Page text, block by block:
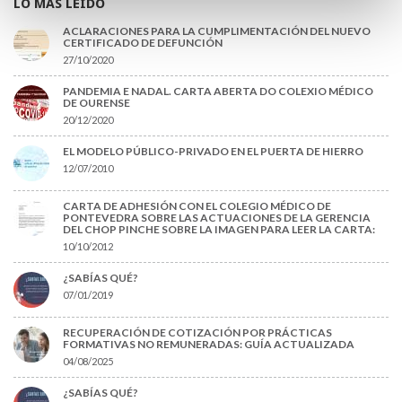
LO MÁS LEÍDO
ACLARACIONES PARA LA CUMPLIMENTACIÓN DEL NUEVO
CERTIFICADO DE DEFUNCIÓN
27/10/2020
PANDEMIA E NADAL. CARTA ABERTA DO COLEXIO MÉDICO
DE OURENSE
20/12/2020
EL MODELO PÚBLICO-PRIVADO EN EL PUERTA DE HIERRO
12/07/2010
CARTA DE ADHESIÓN CON EL COLEGIO MÉDICO DE
PONTEVEDRA SOBRE LAS ACTUACIONES DE LA GERENCIA
DEL CHOP PINCHE SOBRE LA IMAGEN PARA LEER LA CARTA:
10/10/2012
¿SABÍAS QUÉ?
07/01/2019
RECUPERACIÓN DE COTIZACIÓN POR PRÁCTICAS
FORMATIVAS NO REMUNERADAS: GUÍA ACTUALIZADA
04/08/2025
¿SABÍAS QUÉ?